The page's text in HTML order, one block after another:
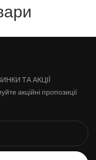
ТА АКЦІЇ
акційні пропозиції